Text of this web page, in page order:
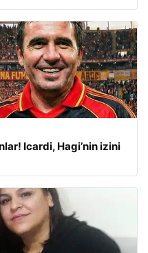
Icardi, Hagi’nin izini